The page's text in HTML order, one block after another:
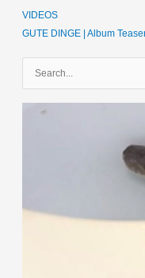
VIDEOS
GUTE DINGE | Album
c
c